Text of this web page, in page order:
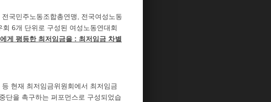
국민주노동조합총연맹, 전국여성노동
6개 단위로 구성된 여성노동연대회
게 평등한 최저임금을 : 최저임금 차별
현재 최저임금위원회에서 최저임금
단을 촉구하는 퍼포먼스로 구성되었습